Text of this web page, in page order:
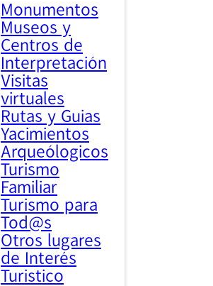
Monumentos
Museos y
Centros de
Interpretación
Visitas
virtuales
Rutas y Guias
Yacimientos
Arqueólogicos
Turismo
Familiar
Turismo para
Tod@s
Otros lugares
de Interés
Turistico